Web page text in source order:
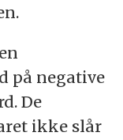
på negative
De
ikke slår